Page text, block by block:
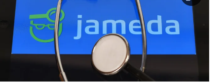
nord
wahrheit
verlag